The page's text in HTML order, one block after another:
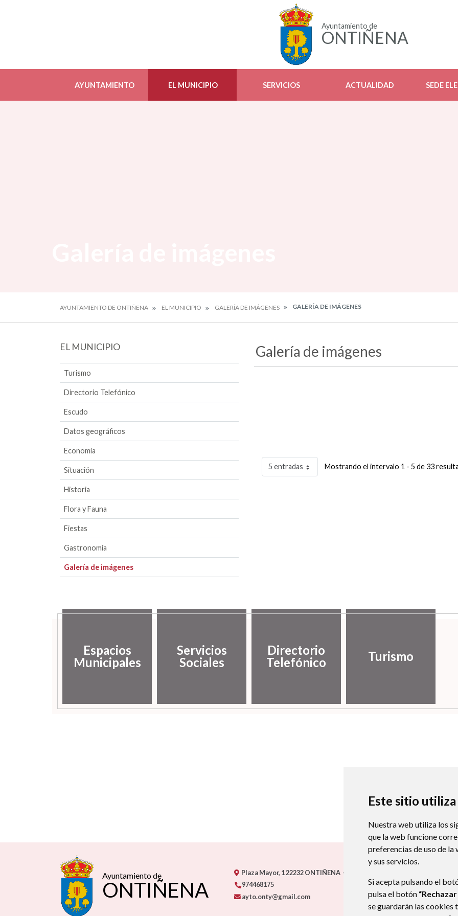
Este sitio
Nuestra web utiliza los
que la web funcione
preferencias de uso de la
y sus servicios.
Si acepta pulsando el
pulsa el botón
se guardarán las cookies
Ayuntamiento de
ONTIÑENA
AYUNTAMIENTO EL MUNICIPIO SERVICIOS ACTUALIDAD SEDE
AYUNTAMIENTO DE ONTIÑENA EL MUNICIPIO GALERÍA DE IMÁGENES GALERÍA DE IMÁGENES
EL MUNICIPIO
Turismo
Directorio Telefónico
Escudo
Datos geográficos
Economía
Situación
Historia
Flora y Fauna
Fiestas
Gastronomía
Galería de imágenes
Galería de imágenes
5 entradas Mostrando el intervalo 1 - 5 de 33
Espacios
Municipales
Servicios
Sociales
Directorio
Telefónico
Turismo
Ayuntamiento de
ONTIÑENA
Plaza Mayor, 122232ONTIÑENA - ARAGÓN
974468175
ayto.onty@gmail.com